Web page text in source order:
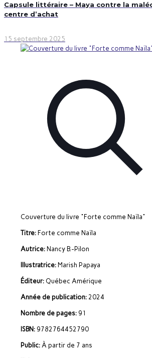
Capsule littéraire – Maya contre la
centre d’achat
15 septembre 2025
Couverture du livre "Forte comme Naïla"
Titre: Forte comme Naïla
Autrice: Nancy B.-Pilon
Illustratrice: Marish Papaya
Éditeur: Québec Amérique
Année de publication: 2024
Nombre de pages: 91
ISBN: 9782764452790
Public: À partir de 7 ans